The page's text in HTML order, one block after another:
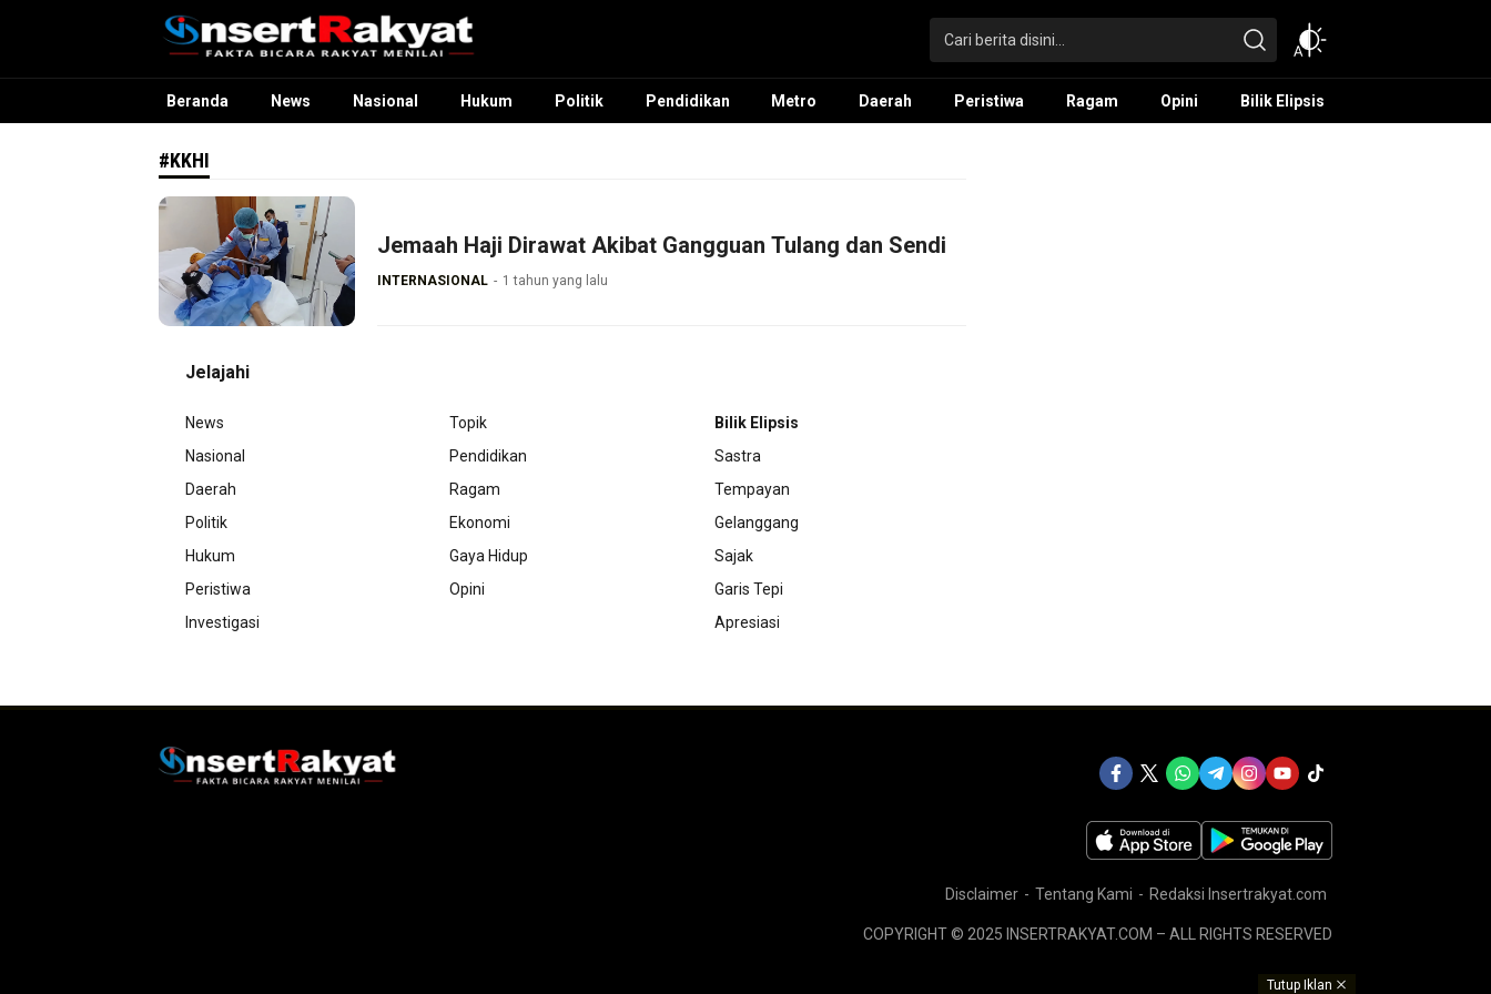
InsertRakyat.com
Fakta Bicara Rakyat Menilai
Beranda News Nasional Hukum Politik Pendidikan Metro Daerah Peristiwa Ragam Opini Bilik Elipsis
#KKHI
Jemaah Haji Dirawat Akibat Gangguan Tulang dan Sendi
INTERNASIONAL 1 tahun yang lalu
Jelajahi
News
Nasional
Daerah
Politik
Hukum
Peristiwa
Investigasi
Topik
Pendidikan
Ragam
Ekonomi
Gaya Hidup
Opini
Bilik Elipsis
Sastra
Tempayan
Gelanggang
Sajak
Garis Tepi
Apresiasi
Disclaimer Tentang Kami Redaksi Insertrakyat.com
COPYRIGHT © 2025 INSERTRAKYAT.COM – ALL RIGHTS RESERVED
Tutup Iklan